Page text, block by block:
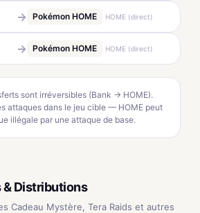
→ Pokémon HOME HOME (direct)
→ Pokémon HOME HOME (direct)
sont irréversibles (Bank → HOME).
attaques dans le jeu cible — HOME peut
illégale par une attaque de base.
& Distributions
Cadeau Mystère, Tera Raids et autres